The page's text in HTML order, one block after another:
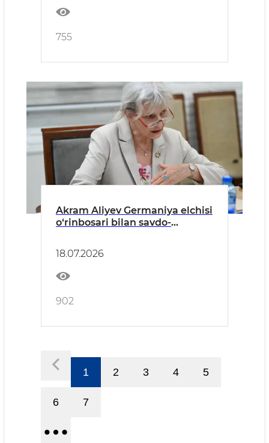
755
Akram Aliyev Germaniya elchisi
o‘rinbosari bilan savdo-
muhokama qildi
18.07.2026
902
1 2 3 4 5
6 7